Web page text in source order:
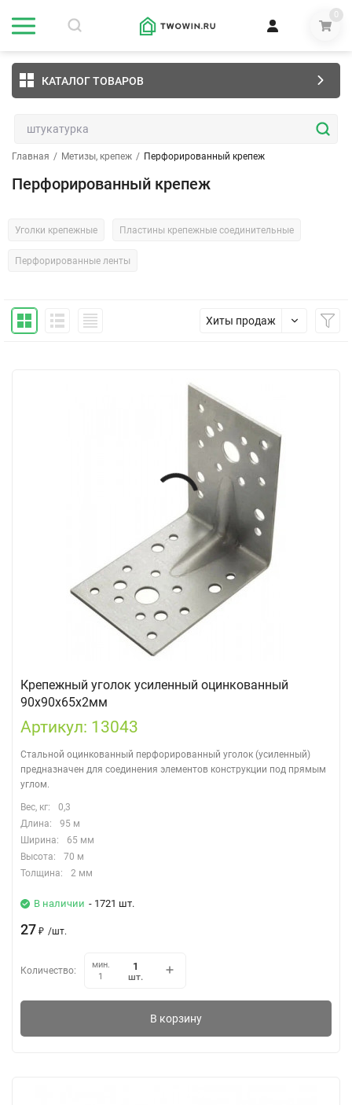
0
КАТАЛОГ ТОВАРОВ
Главная / Метизы, крепеж / Перфорированный крепеж
Перфорированный крепеж
Уголки крепежные Пластины крепежные соединительные
Перфорированные ленты
Хиты продаж
Крепежный уголок усиленный оцинкованный
90х90х65х2мм
Артикул: 13043
Стальной оцинкованный перфорированный уголок (усиленный)
предназначен для соединения элементов конструкции под прямым
углом.
Вес, кг:
0,3
Длина:
95 м
Ширина:
65 мм
Высота:
70 м
Толщина:
2 мм
В наличии - 1721 шт.
27 ₽ /шт.
Количество:
мин.
1
шт.
В корзину